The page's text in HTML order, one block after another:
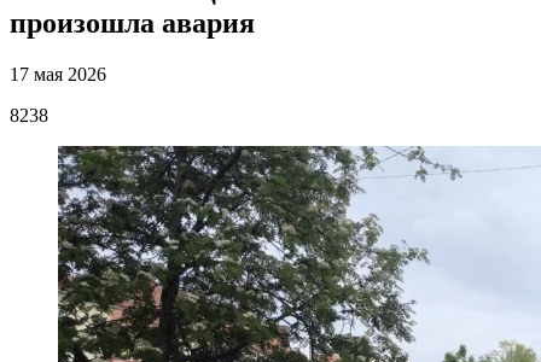
произошла авария
17 мая 2026
8238